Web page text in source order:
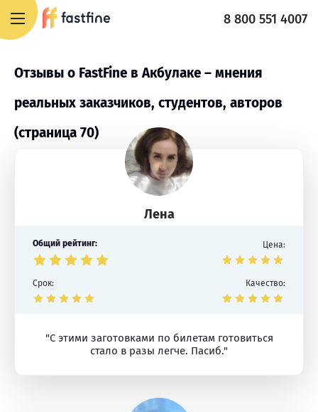
8 800 551 4007
Отзывы о FastFine в Акбулаке – мнения
реальных заказчиков, студентов, авторов
(страница 70)
Лена
Общий рейтинг: Цена:
Срок: Качество:
"С этими заготовками по билетам готовиться
стало в разы легче. Пасиб."